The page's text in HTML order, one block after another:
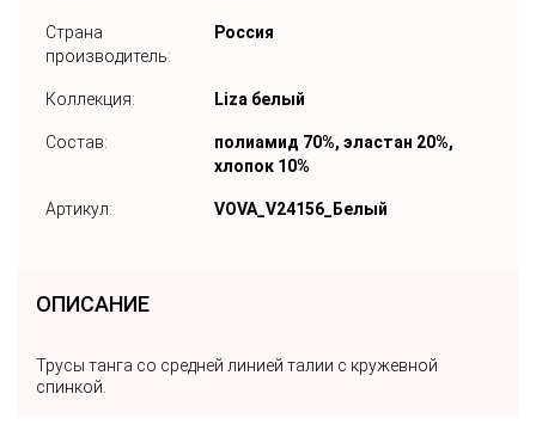
Страна
производитель:
Россия
Коллекция: Liza белый
Состав:
полиамид 70%, эластан 20%,
хлопок 10%
Артикул: VOVA_V24156_Белый
ОПИСАНИЕ
Трусы танга со средней линией талии с кружевной
спинкой.